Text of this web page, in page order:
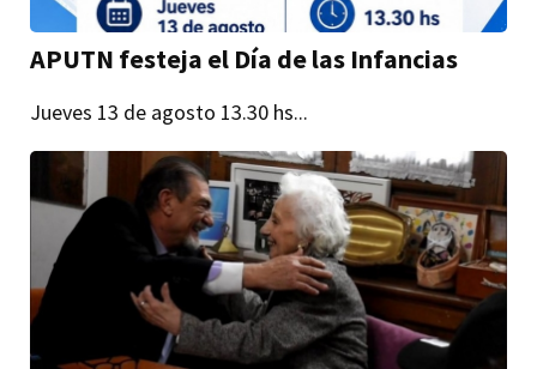
APUTN festeja el Día de las Infancias
Jueves 13 de agosto 13.30 hs...